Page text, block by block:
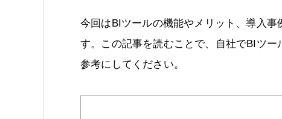
今回はBIツールの機能やメリット、導入
す。この記事を読むことで、自社でBIツー
参考にしてください。